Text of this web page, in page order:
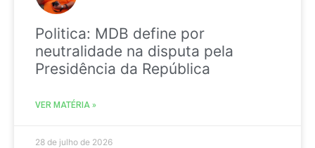
Politica: MDB define por
neutralidade na disputa pela
Presidência da República
VER MATÉRIA »
28 de julho de 2026